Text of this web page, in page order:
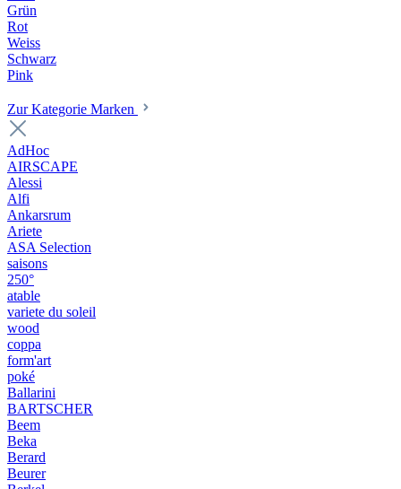
Grün
Rot
Weiss
Schwarz
Pink
Zur Kategorie Marken
AdHoc
AIRSCAPE
Alessi
Alfi
Ankarsrum
Ariete
ASA Selection
saisons
250°
atable
variete du soleil
wood
coppa
form'art
poké
Ballarini
BARTSCHER
Beem
Beka
Berard
Beurer